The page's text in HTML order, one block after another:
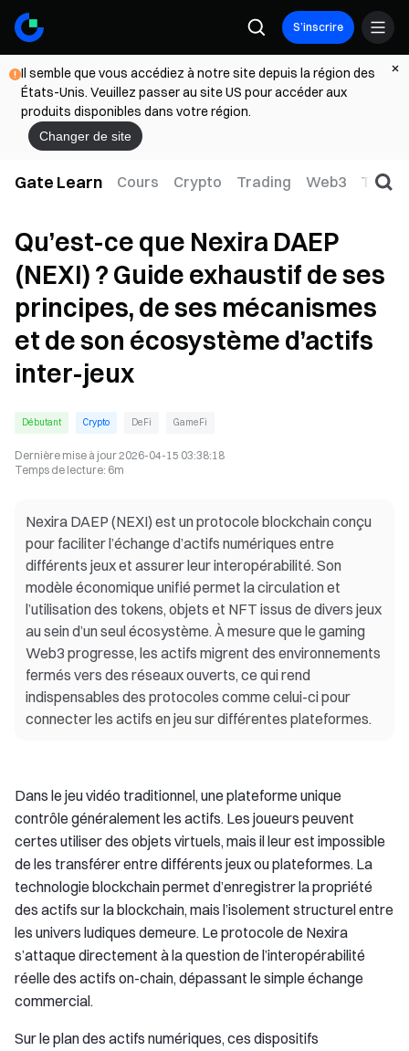
S’inscrire
Il semble que vous accédiez à notre site depuis la région des
États-Unis. Veuillez passer au site US pour accéder aux
produits disponibles dans votre région.
Changer de site
Gate Learn Cours Crypto Trading Web3 TradFi
Qu’est-ce que Nexira DAEP
(NEXI) ? Guide exhaustif de ses
principes, de ses mécanismes
et de son écosystème d’actifs
inter-jeux
Débutant Crypto DeFi GameFi
Dernière mise à jour2026-04-15 03:38:18
Temps de lecture: 6m
Nexira DAEP (NEXI) est un protocole blockchain conçu
pour faciliter l’échange d’actifs numériques entre
différents jeux et assurer leur interopérabilité. Son
modèle économique unifié permet la circulation et
l’utilisation des tokens, objets et NFT issus de divers jeux
au sein d’un seul écosystème. À mesure que le gaming
Web3 progresse, les actifs migrent des environnements
fermés vers des réseaux ouverts, ce qui rend
indispensables des protocoles comme celui-ci pour
connecter les actifs en jeu sur différentes plateformes.
Dans le jeu vidéo traditionnel, une plateforme unique
contrôle généralement les actifs. Les joueurs peuvent
certes utiliser des objets virtuels, mais il leur est impossible
de les transférer entre différents jeux ou plateformes. La
technologie blockchain permet d’enregistrer la propriété
des actifs sur la blockchain, mais l’isolement structurel entre
les univers ludiques demeure. Le protocole de Nexira
s’attaque directement à la question de l’interopérabilité
réelle des actifs on-chain, dépassant le simple échange
commercial.
Sur le plan des actifs numériques, ces dispositifs